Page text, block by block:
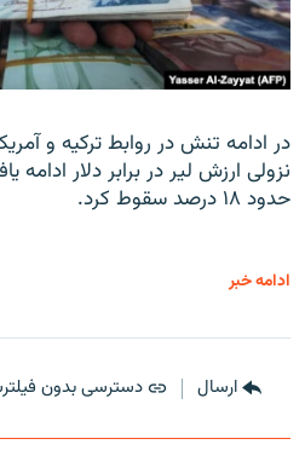
در ادامه تنش در روابط ترکیه و
نزولی ارزش لیر در برابر دلار
حدود ۱۸ درصد سقوط کرد.
ادامه خبر
ارسال دسترسی بدون